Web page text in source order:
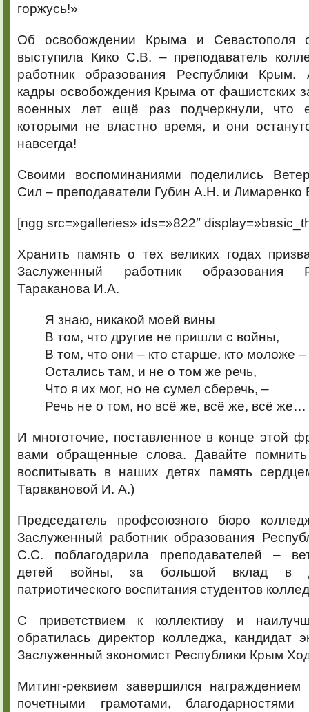
горжусь!»
Об освобождении Крыма и Севастополя
выступила Кико С.В. – преподаватель
работник образования Республики Крым.
кадры освобождения Крыма от фашистских
военных лет ещё раз подчеркнули, что
которыми не властно время, и они
навсегда!
Своими воспоминаниями поделились
Сил – преподаватели Губин А.Н. и
[ngg src=»galleries» ids=»822″
Хранить память о тех великих годах
Заслуженный работник образования
Тараканова И.А.
Я знаю, никакой моей вины
В том, что другие не пришли с войны,
В том, что они – кто старше, кто моложе –
Остались там, и не о том же речь,
Что я их мог, но не сумел сберечь, –
Речь не о том, но всё же, всё же, всё же…
И многоточие, поставленное в конце этой
вами обращенные слова. Давайте
воспитывать в наших детях память
Таракановой И. А.)
Председатель профсоюзного бюро
Заслуженный работник образования
С.С. поблагодарила преподавателей –
детей войны, за большой вклад в
патриотического воспитания студентов
С приветствием к коллективу и
обратилась директор колледжа, кандидат
Заслуженный экономист Республики Крым
Митинг-реквием завершился награждением
почетными грамотами,